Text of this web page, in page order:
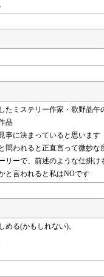
たミステリー作家・歌野晶
品
事に決まっていると思います
問われると正直言って微妙
リーで、前述のような仕掛
と言われると私はNOです
る(かもしれない)。